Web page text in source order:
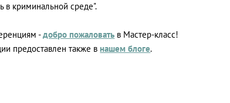
в криминальной среде".
-добро пожаловать в Мастер-класс!
предоставлен также в нашем блоге.